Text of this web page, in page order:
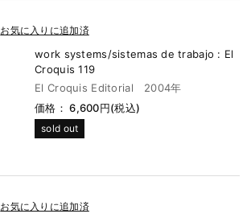
お気に入りに追加済
work systems/sistemas de trabajo : El
Croquis 119
El Croquis Editorial 2004年
価格： 6,600円(税込)
sold out
お気に入りに追加済